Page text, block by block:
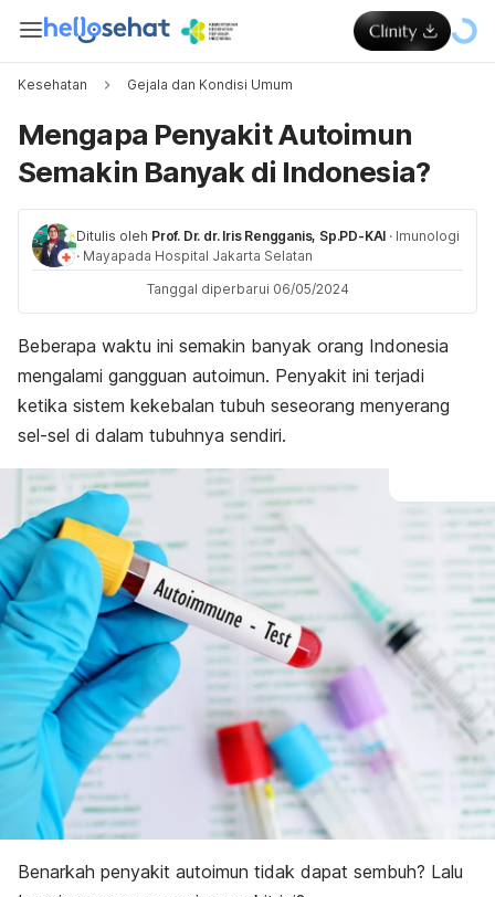
Kesehatan Gejala dan Kondisi Umum
Mengapa Penyakit Autoimun
Semakin Banyak di Indonesia?
Ditulis oleh Prof. Dr. dr. Iris Rengganis, Sp.PD-KAI · Imunologi
· Mayapada Hospital Jakarta Selatan
Tanggal diperbarui 06/05/2024
Beberapa waktu ini semakin banyak orang Indonesia
mengalami gangguan autoimun. Penyakit ini terjadi
ketika sistem kekebalan tubuh seseorang menyerang
sel-sel di dalam tubuhnya sendiri.
Benarkah penyakit autoimun tidak dapat sembuh? Lalu